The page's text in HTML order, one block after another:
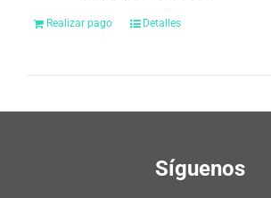
Realizar pago Detalles
Síguenos